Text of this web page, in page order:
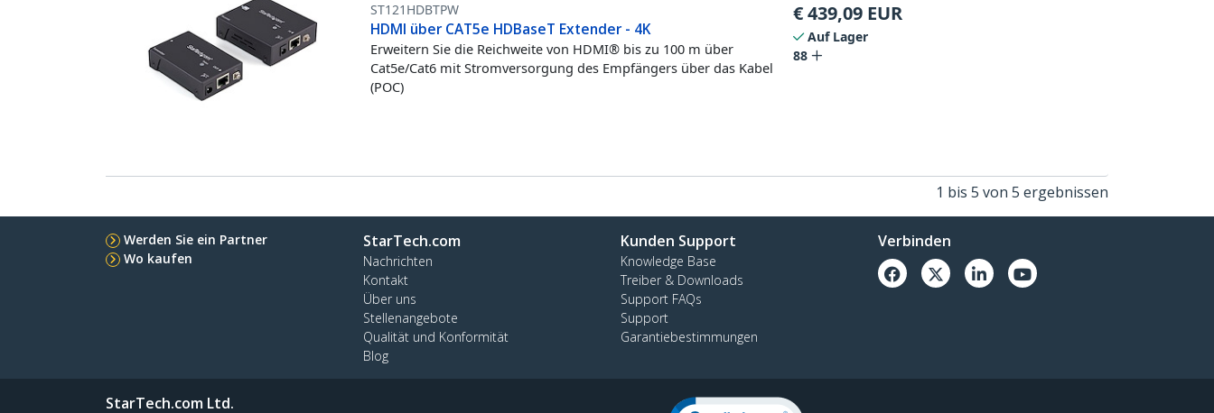
ST121HDBTPW
HDMI über CAT5e HDBaseT Extender - 4K
Erweitern Sie die Reichweite von HDMI® bis zu 100 m über
Cat5e/Cat6 mit Stromversorgung des Empfängers über das Kabel
(POC)
€439,09 EUR
Auf Lager
88
1 bis 5 von 5 ergebnissen
Werden Sie ein Partner
Wo kaufen
StarTech.com
Nachrichten
Kontakt
Über uns
Stellenangebote
Qualität und Konformität
Blog
Kunden Support
Knowledge Base
Treiber & Downloads
Support FAQs
Support
Garantiebestimmungen
Verbinden
StarTech.com Ltd.